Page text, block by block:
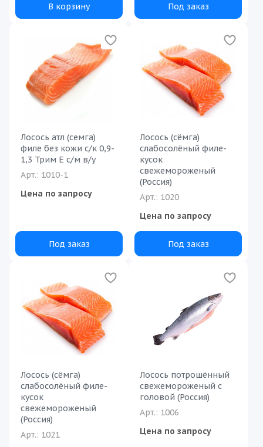
В корзину Под заказ
Лосось атл (семга)
филе без кожи с/к 0,9-
1,3 Трим Е с/м в/у
Арт.: 1010-1
Цена по запросу
Под заказ
Лосось (сёмга)
слабосолёный филе-
кусок
свежемороженый
(Россия)
Арт.: 1020
Цена по запросу
Под заказ
Лосось (сёмга)
слабосолёный филе-
кусок
свежемороженый
(Россия)
Арт.: 1021
Лосось потрошённый
свежемороженый с
головой (Россия)
Арт.: 1006
Цена по запросу